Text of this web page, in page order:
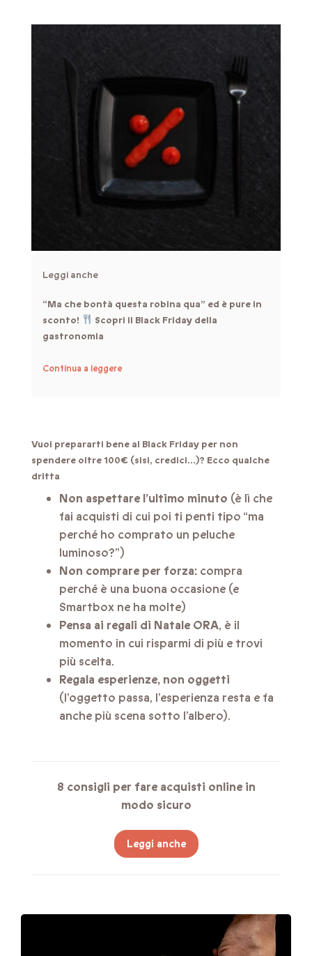
Leggi anche
“Ma che bontà questa robina qua” ed è pure in
sconto!
Scopri il Black Friday della
gastronomia
Continua a leggere
Vuoi prepararti bene al Black Friday per non
spendere oltre 100€ (sisi, credici…)? Ecco qualche
dritta
Non aspettare l’ultimo minuto (è lì che
fai acquisti di cui poi ti penti tipo “ma
perché ho comprato un peluche
luminoso?”)
Non comprare per forza: compra
perché è una buona occasione (e
Smartbox ne ha molte)
Pensa ai regali di Natale ORA, è il
momento in cui risparmi di più e trovi
più scelta.
Regala esperienze, non oggetti
(l’oggetto passa, l’esperienza resta e fa
anche più scena sotto l’albero).
8 consigli per fare acquisti online in
modo sicuro
Leggi anche